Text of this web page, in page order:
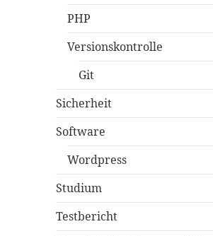
PHP
Versionskontrolle
Git
Sicherheit
Software
Wordpress
Studium
Testbericht